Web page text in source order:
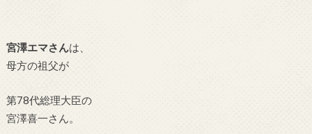
宮澤エマさんは、
母方の祖父が
第78代総理大臣の
宮澤喜一さん。